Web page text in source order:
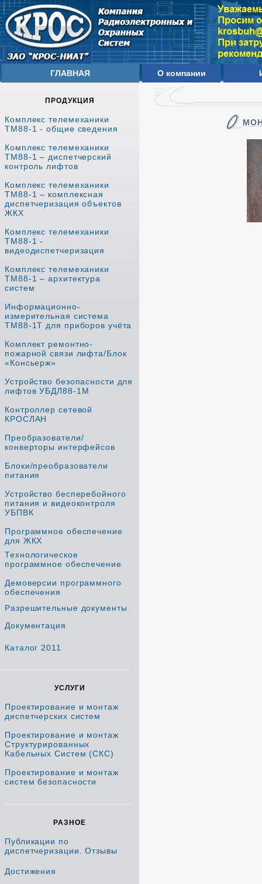
ГЛАВНАЯ
ПРОДУКЦИЯ
Комплекс телемеханики
ТМ88-1 - общие сведения
Комплекс телемеханики
ТМ88-1 – диспетчерский
контроль лифтов
Комплекс телемеханики
ТМ88-1 – комплексная
диспетчеризация объектов
ЖКХ
Комплекс телемеханики
ТМ88-1 -
видеодиспетчеризация
Комплекс телемеханики
ТМ88-1 – архитектура
систем
Информационно-
измерительная система
ТМ88-1Т для приборов учёта
Комплект ремонтно-
пожарной связи лифта/Блок
«Консьерж»
Устройство безопасности для
лифтов УБДЛ88-1М
Контроллер сетевой
КРОСЛАН
Преобразователи/
конверторы интерфейсов
Блоки/преобразователи
питания
Устройство бесперебойного
питания и видеоконтроля
УБПВК
Программное обеспечение
для ЖКХ
Технологическое
программное обеспечение
Демоверсии программного
обеспечения
Разрешительные документы
Документация
Каталог 2011
УСЛУГИ
Проектирование и монтаж
диспетчерских систем
Проектирование и монтаж
Структурированных
Кабельных Систем (СКС)
Проектирование и монтаж
систем безопасности
РАЗНОЕ
Публикации по
диспетчеризации. Отзывы
Достижения
О компании